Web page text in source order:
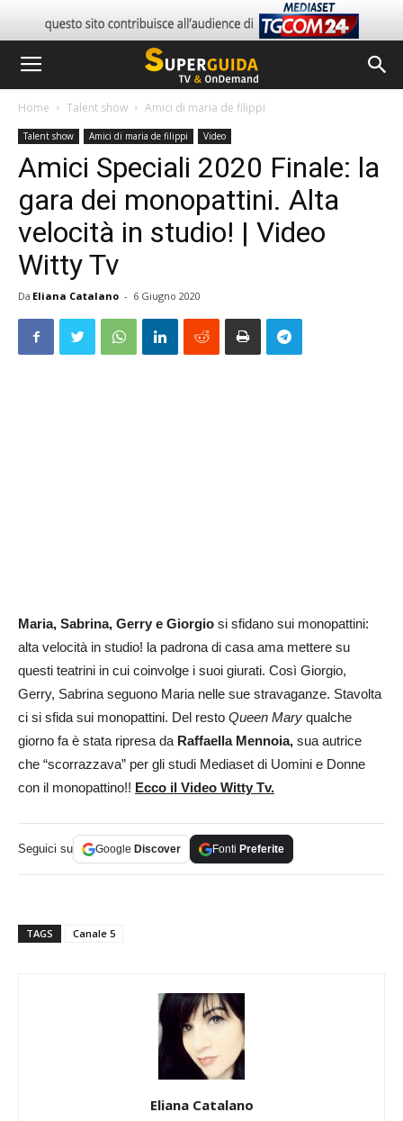
Home Talent show Amici di maria de filippi
Talent show Amici di maria de filippi Video
Amici Speciali 2020 Finale: la
gara dei monopattini. Alta
velocità in studio! | Video
Witty Tv
Da Eliana Catalano - 6 Giugno 2020
Maria, Sabrina, Gerry e Giorgio si sfidano sui monopattini:
alta velocità in studio! la padrona di casa ama mettere su
questi teatrini in cui coinvolge i suoi giurati. Così Giorgio,
Gerry, Sabrina seguono Maria nelle sue stravaganze. Stavolta
ci si sfida sui monopattini. Del resto Queen Mary qualche
giorno fa è stata ripresa da Raffaella Mennoia, sua autrice
che “scorrazzava” per gli studi Mediaset di Uomini e Donne
con il monopattino!! Ecco il Video Witty Tv.
Seguici su Google Discover Fonti Preferite
TAGS Canale 5
Eliana Catalano